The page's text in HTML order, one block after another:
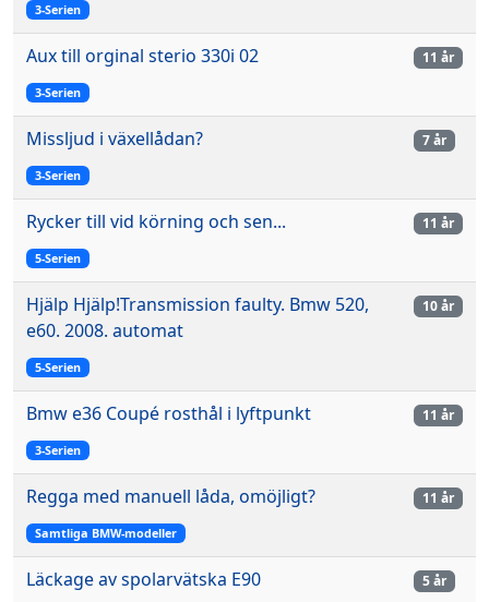
3-Serien
Aux till orginal sterio 330i 02
3-Serien
11 år
Missljud i växellådan?
3-Serien
7 år
Rycker till vid körning och sen...
5-Serien
11 år
Hjälp Hjälp!Transmission faulty. Bmw 520,
e60. 2008. automat
5-Serien
10 år
Bmw e36 Coupé rosthål i lyftpunkt
3-Serien
11 år
Regga med manuell låda, omöjligt?
Samtliga BMW-modeller
11 år
Läckage av spolarvätska E90 5 år